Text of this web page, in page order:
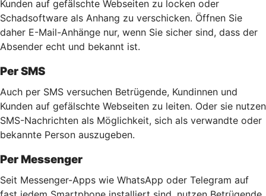
Kunden auf gefälschte Webseiten zu locken oder
Schadsoftware als Anhang zu verschicken. Öffnen Sie
daher E-Mail-Anhänge nur, wenn Sie sicher sind, dass der
Absender echt und bekannt ist.
Per SMS
Auch per SMS versuchen Betrügende, Kundinnen und
Kunden auf gefälschte Webseiten zu leiten. Oder sie nutzen
SMS-Nachrichten als Möglichkeit, sich als verwandte oder
bekannte Person auszugeben.
Per Messenger
Seit Messenger-Apps wie WhatsApp oder Telegram auf